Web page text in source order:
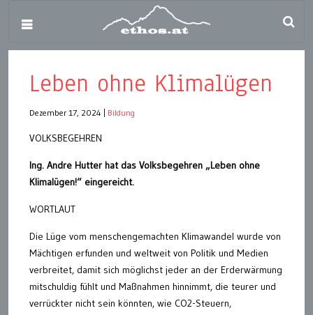
Leben ohne Klimalügen
Dezember 17, 2024 Bildung
VOLKSBEGEHREN
Ing. Andre Hutter hat das Volksbegehren „Leben ohne
Klimalügen!“ eingereicht.
WORTLAUT
Die Lüge vom menschengemachten Klimawandel wurde von
Mächtigen erfunden und weltweit von Politik und Medien
verbreitet, damit sich möglichst jeder an der Erderwärmung
mitschuldig fühlt und Maßnahmen hinnimmt, die teurer und
verrückter nicht sein könnten, wie CO2-Steuern,